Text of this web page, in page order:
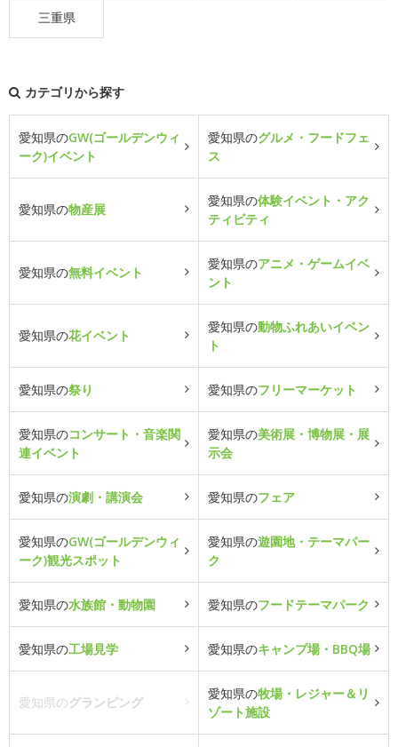
三重県
カテゴリから探す
愛知県のGW(ゴールデンウィ
ーク)イベント
愛知県のグルメ・フードフェ
ス
愛知県の物産展
愛知県の体験イベント・アク
ティビティ
愛知県の無料イベント
愛知県のアニメ・ゲームイベ
ント
愛知県の花イベント
愛知県の動物ふれあいイベン
ト
愛知県の祭り 愛知県のフリーマーケット
愛知県のコンサート・音楽関
連イベント
愛知県の美術展・博物展・展
示会
愛知県の演劇・講演会 愛知県のフェア
愛知県のGW(ゴールデンウィ
ーク)観光スポット
愛知県の遊園地・テーマパー
ク
愛知県の水族館・動物園 愛知県のフードテーマパーク
愛知県の工場見学 愛知県のキャンプ場・BBQ場
愛知県のグランピング
愛知県の牧場・レジャー＆リ
ゾート施設